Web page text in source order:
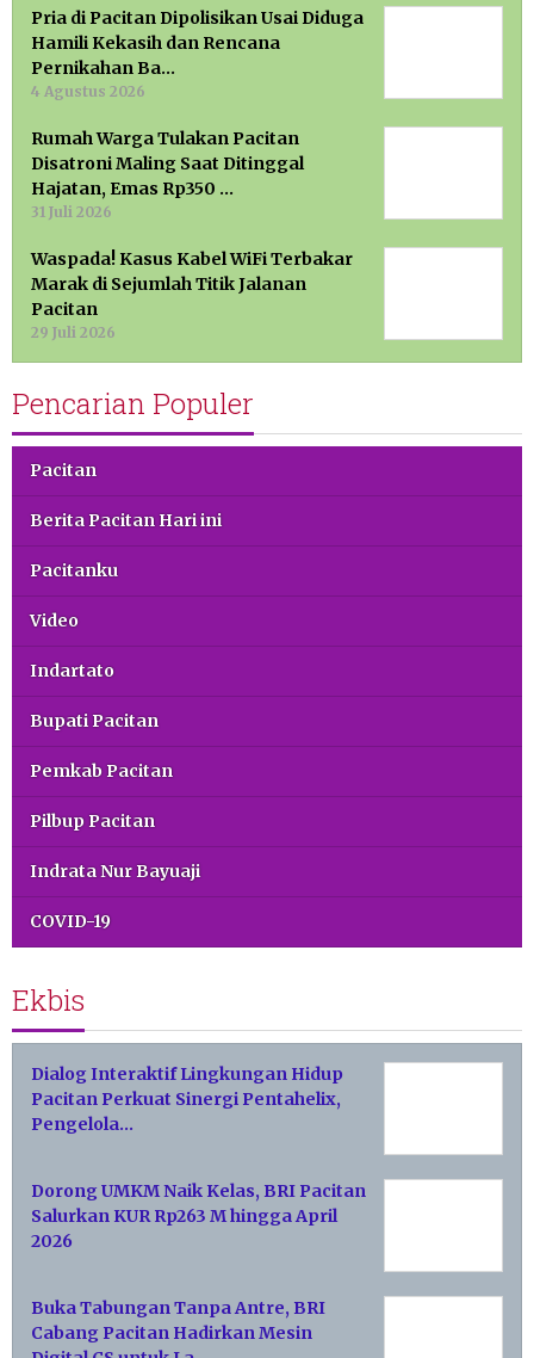
Pria di Pacitan Dipolisikan Usai Diduga
Hamili Kekasih dan Rencana
Pernikahan Ba…
4 Agustus 2026
Rumah Warga Tulakan Pacitan
Disatroni Maling Saat Ditinggal
Hajatan, Emas Rp350 …
31 Juli 2026
Waspada! Kasus Kabel WiFi Terbakar
Marak di Sejumlah Titik Jalanan
Pacitan
29 Juli 2026
Pencarian Populer
Pacitan
Berita Pacitan Hari ini
Pacitanku
Video
Indartato
Bupati Pacitan
Pemkab Pacitan
Pilbup Pacitan
Indrata Nur Bayuaji
COVID-19
Ekbis
Dialog Interaktif Lingkungan Hidup
Pacitan Perkuat Sinergi Pentahelix,
Pengelola…
Dorong UMKM Naik Kelas, BRI Pacitan
Salurkan KUR Rp263 M hingga April
2026
Buka Tabungan Tanpa Antre, BRI
Cabang Pacitan Hadirkan Mesin